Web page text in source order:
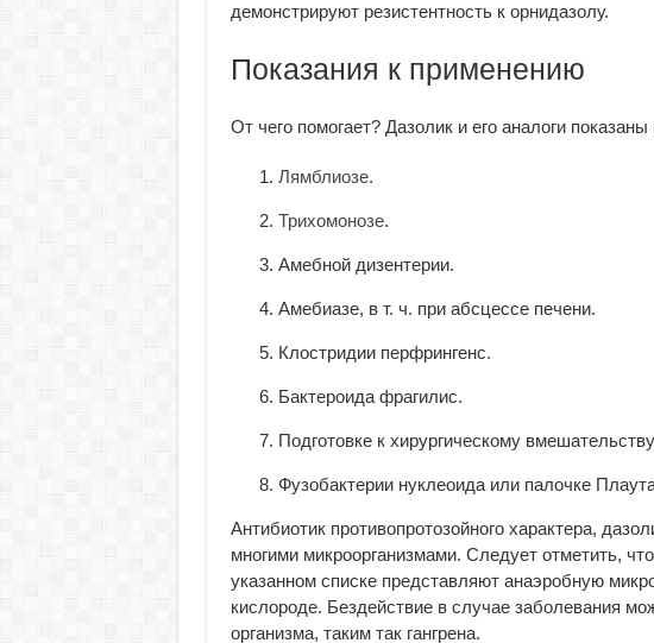
демонстрируют резистентность к орнидазолу.
Показания к применению
От чего помогает? Дазолик и его аналоги показаны
Лямблиозе.
Трихомонозе.
Амебной дизентерии.
Амебиазе, в т. ч. при абсцессе печени.
Клостридии перфрингенс.
Бактероида фрагилис.
Подготовке к хирургическому
Фузобактерии нуклеоида или палочке
Антибиотик противопротозойного характера,
многими микроорганизмами. Следует отметить,
указанном списке представляют анаэробную
кислороде. Бездействие в случае заболевания
организма, таким так гангрена.